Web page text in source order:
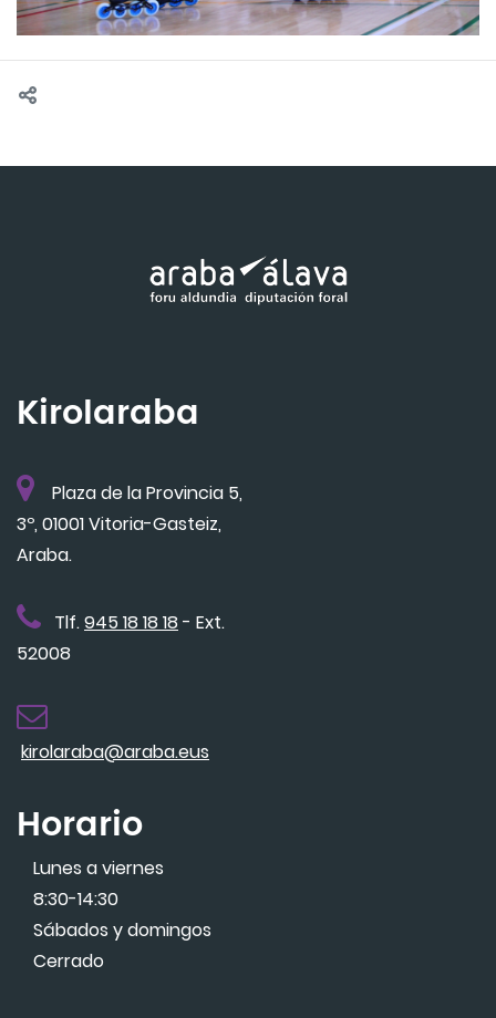
Kirolaraba
Plaza de la Provincia 5,
3º, 01001 Vitoria-Gasteiz,
Araba.
Tlf.945 18 18 18 - Ext.
52008
kirolaraba@araba.eus
Horario
Lunes a viernes
8:30-14:30
Sábados y domingos
Cerrado